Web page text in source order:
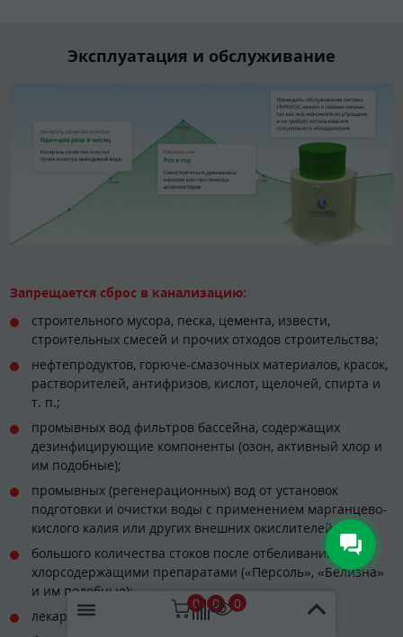
0 0 0
Эксплуатация и обслуживание
Запрещается сброс в канализацию:
строительного мусора, песка, цемента, извести,
строительных смесей и прочих отходов строительства;
нефтепродуктов, горюче-смазочных материалов, красок,
растворителей, антифризов, кислот, щелочей, спирта и
т. п.;
промывных вод фильтров бассейна, содержащих
дезинфицирующие компоненты (озон, активный хлор и
им подобные);
промывных (регенерационных) вод от установок
подготовки и очистки воды с применением марганцево-
кислого калия или других внешних окислителей;
большого количества стоков после отбеливания белья
хлорсодержащими препаратами («Персоль», «Белизна»
и им подобные);
лекарств и лекарственных препаратов;